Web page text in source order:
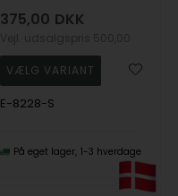
375,00 DKK
E-8228-S
På eget lager 1-3 hverdage